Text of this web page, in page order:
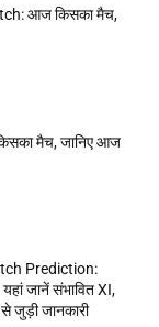
आज किसका मैच,
मैच, जानिए आज
Prediction:
जानें संभावित XI,
से जुड़ी जानकारी